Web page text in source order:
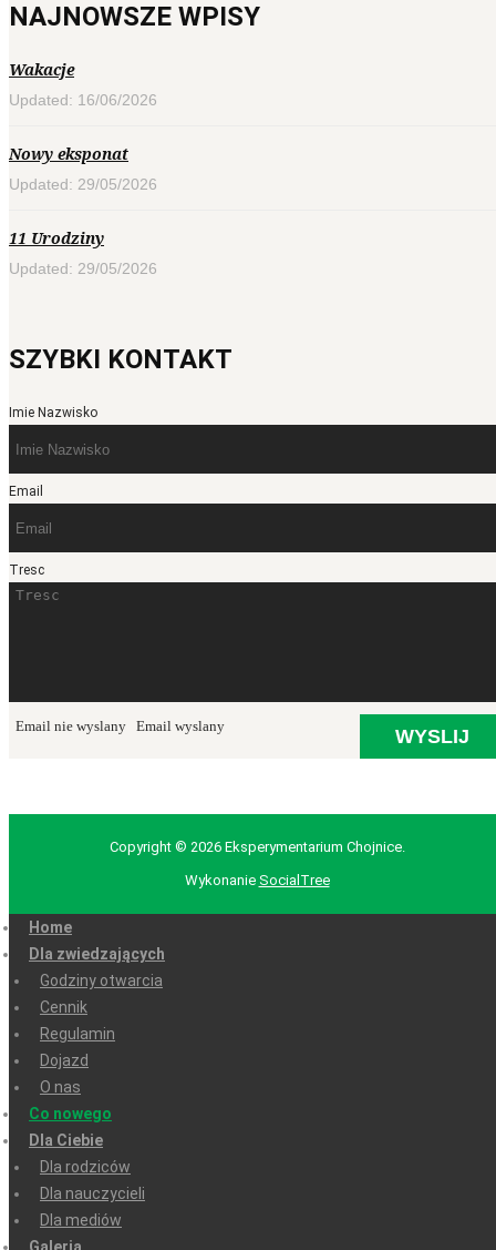
NAJNOWSZE WPISY
Wakacje
Updated: 16/06/2026
Nowy eksponat
Updated: 29/05/2026
11 Urodziny
Updated: 29/05/2026
SZYBKI KONTAKT
Imie Nazwisko
Email
Tresc
Email nie wyslany Email wyslany
Copyright © 2026 Eksperymentarium Chojnice.
Wykonanie SocialTree
Home
Dla zwiedzających
Godziny otwarcia
Cennik
Regulamin
Dojazd
O nas
Co nowego
Dla Ciebie
Dla rodziców
Dla nauczycieli
Dla mediów